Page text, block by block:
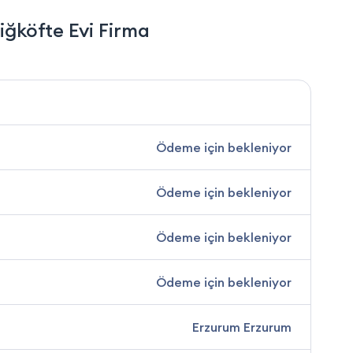
Evi Firma
Ödeme için bekleniyor
Ödeme için bekleniyor
Ödeme için bekleniyor
Ödeme için bekleniyor
Erzurum Erzurum